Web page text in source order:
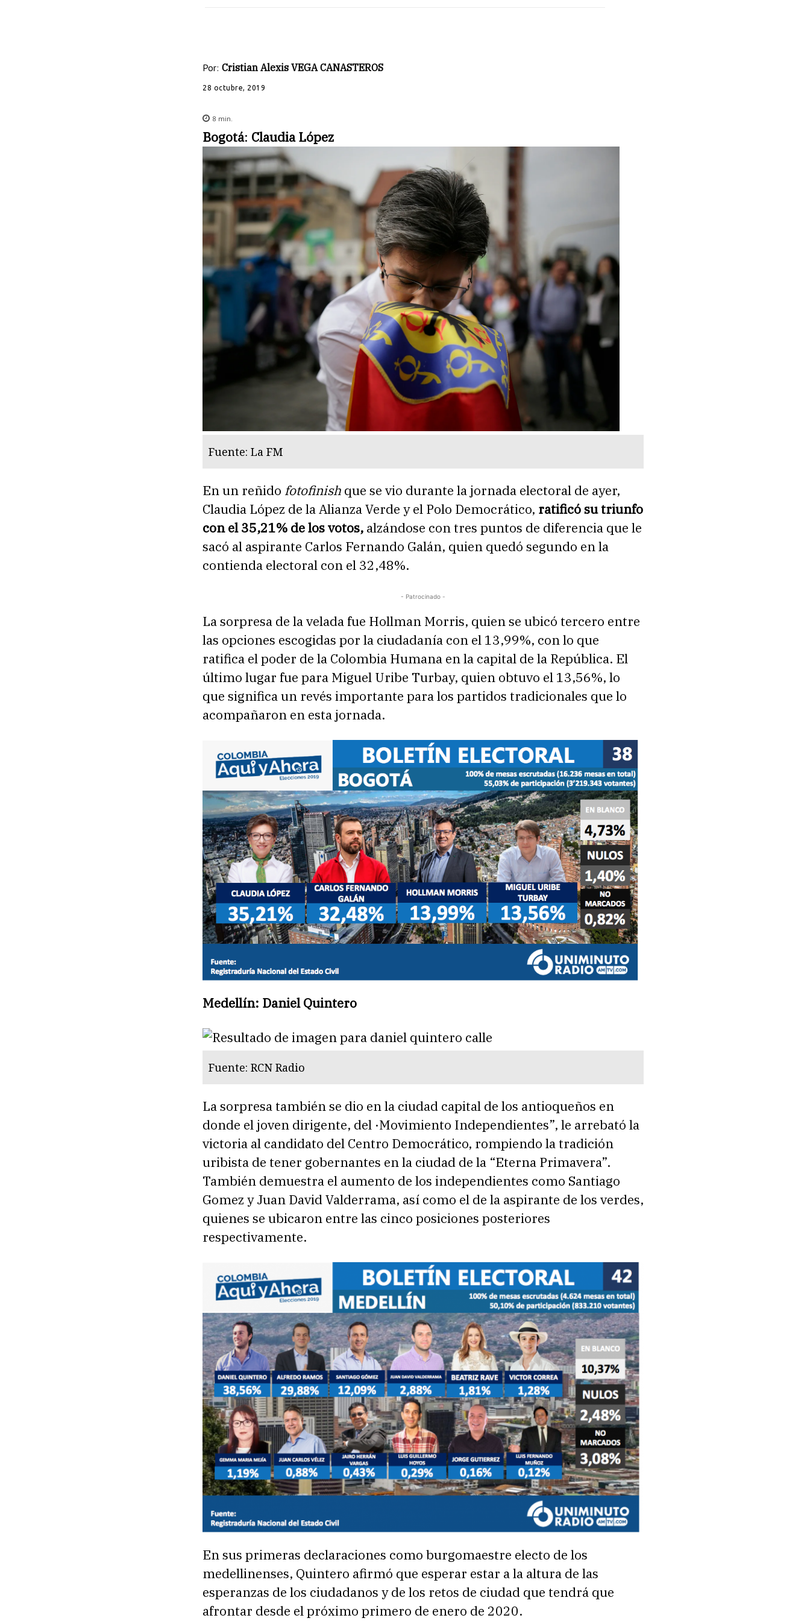
Por: Cristian Alexis VEGA CANASTEROS
28 octubre, 2019
8 min.
Bogotá: Claudia López
Fuente: La FM
En un reñido fotofinish que se vio durante la jornada electoral de ayer,
Claudia López de la Alianza Verde y el Polo Democrático, ratificó su triunfo
con el 35,21% de los votos, alzándose con tres puntos de diferencia que le
sacó al aspirante Carlos Fernando Galán, quien quedó segundo en la
contienda electoral con el 32,48%.
- Patrocinado -
La sorpresa de la velada fue Hollman Morris, quien se ubicó tercero entre
las opciones escogidas por la ciudadanía con el 13,99%, con lo que
ratifica el poder de la Colombia Humana en la capital de la República. El
último lugar fue para Miguel Uribe Turbay, quien obtuvo el 13,56%, lo
que significa un revés importante para los partidos tradicionales que lo
acompañaron en esta jornada.
Medellín: Daniel Quintero
Fuente: RCN Radio
La sorpresa también se dio en la ciudad capital de los antioqueños en
donde el joven dirigente, del ·Movimiento Independientes”, le arrebató la
victoria al candidato del Centro Democrático, rompiendo la tradición
uribista de tener gobernantes en la ciudad de la “Eterna Primavera”.
También demuestra el aumento de los independientes como Santiago
Gomez y Juan David Valderrama, así como el de la aspirante de los verdes,
quienes se ubicaron entre las cinco posiciones posteriores
respectivamente.
En sus primeras declaraciones como burgomaestre electo de los
medellinenses, Quintero afirmó que esperar estar a la altura de las
esperanzas de los ciudadanos y de los retos de ciudad que tendrá que
afrontar desde el próximo primero de enero de 2020.